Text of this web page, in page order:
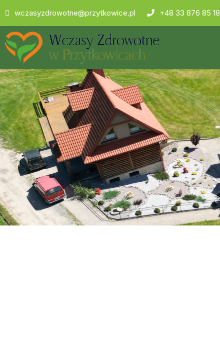
wczasyzdrowotne@przytkowice.pl +48 33 876 85 18